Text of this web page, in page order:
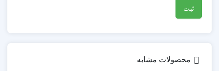
محصولات مشابه